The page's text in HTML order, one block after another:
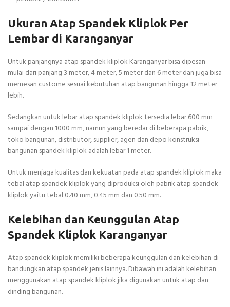
Ukuran Atap Spandek Kliplok Per
Lembar di Karanganyar
Untuk panjangnya atap spandek kliplok Karanganyar bisa dipesan
mulai dari panjang 3 meter, 4 meter, 5 meter dan 6 meter dan juga bisa
memesan custome sesuai kebutuhan atap bangunan hingga 12 meter
lebih.
Sedangkan untuk lebar atap spandek kliplok tersedia lebar 600 mm
sampai dengan 1000 mm, namun yang beredar di beberapa pabrik,
toko bangunan, distributor, supplier, agen dan depo konstruksi
bangunan spandek kliplok adalah lebar 1 meter.
Untuk menjaga kualitas dan kekuatan pada atap spandek kliplok maka
tebal atap spandek kliplok yang diproduksi oleh pabrik atap spandek
kliplok yaitu tebal 0.40 mm, 0.45 mm dan 0.50 mm.
Kelebihan dan Keunggulan Atap
Spandek Kliplok Karanganyar
Atap spandek kliplok memiliki beberapa keunggulan dan kelebihan di
bandungkan atap spandek jenis lainnya. Dibawah ini adalah kelebihan
menggunakan atap spandek kliplok jika digunakan untuk atap dan
dinding bangunan.